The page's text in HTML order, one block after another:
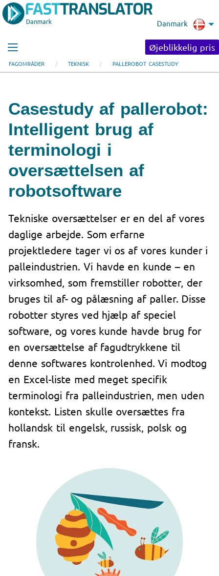
Danmark Danmark
Øjeblikkelig pris
FAGOMRÅDER TEKNISK PALLEROBOT CASESTUDY
Casestudy af pallerobot:
Intelligent brug af
terminologi i
oversættelsen af
robotsoftware
Tekniske oversættelser er en del af vores
daglige arbejde. Som erfarne
projektledere tager vi os af vores kunder i
palleindustrien. Vi havde en kunde – en
virksomhed, som fremstiller robotter, der
bruges til af- og pålæsning af paller. Disse
robotter styres ved hjælp af speciel
software, og vores kunde havde brug for
en oversættelse af fagudtrykkene til
denne softwares kontrolenhed. Vi modtog
en Excel-liste med meget specifik
terminologi fra palleindustrien, men uden
kontekst. Listen skulle oversættes fra
hollandsk til engelsk, russisk, polsk og
fransk.